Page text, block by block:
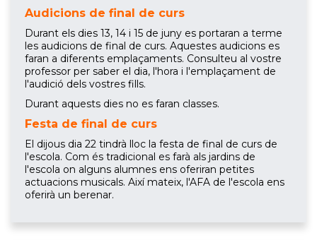
Audicions de final de curs
Durant els dies 13, 14 i 15 de juny es portaran a terme
les audicions de final de curs. Aquestes audicions es
faran a diferents emplaçaments. Consulteu al vostre
professor per saber el dia, l'hora i l'emplaçament de
l'audició dels vostres fills.
Durant aquests dies no es faran classes.
Festa de final de curs
El dijous dia 22 tindrà lloc la festa de final de curs de
l'escola. Com és tradicional es farà als jardins de
l'escola on alguns alumnes ens oferiran petites
actuacions musicals. Així mateix, l'AFA de l'escola ens
oferirà un berenar.